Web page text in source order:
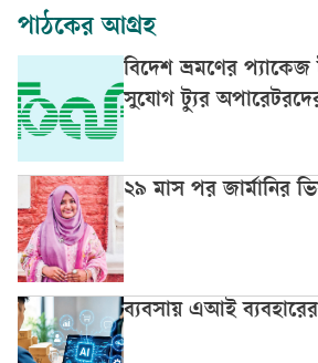
পাঠকের আগ্রহ
বিদেশ ভ্রমণের প্যাকেজ
সুযোগ ট্যুর
২৯ মাস পর জার্মানির
ব্যবসায় এআই